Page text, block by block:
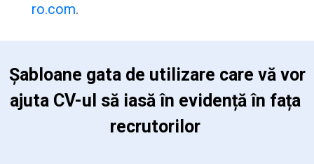
ro.com.
ajuta CV-ul să iasă în evidență în fața
recrutorilor